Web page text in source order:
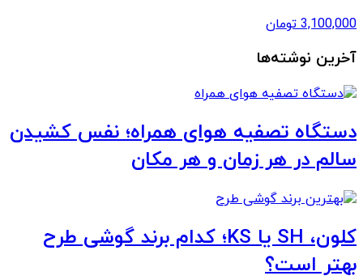
3,100,000 تومان
آخرین نوشته‌ها
دستگاه تصفیه هوای همراه؛ نفس کشیدن
سالم در هر زمان و هر مکان
کلون، SH یا KS؛ کدام برند گوشی طرح
بهتر است؟